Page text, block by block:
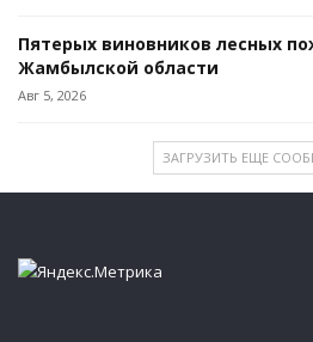
Пятерых виновников лесных
Жамбылской области
Авг 5, 2026
ЗАГРУЗИТЬ ЕЩЕ